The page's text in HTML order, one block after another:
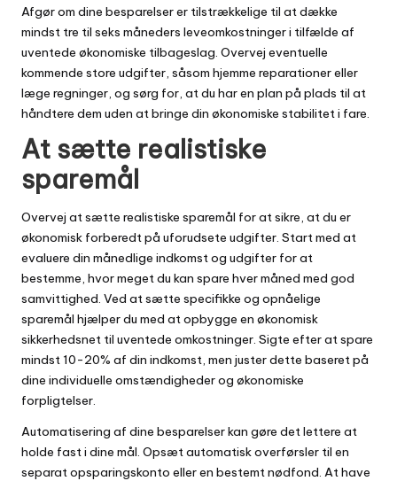
Afgør om dine besparelser er tilstrækkelige til at dække
mindst tre til seks måneders leveomkostninger i tilfælde af
uventede økonomiske tilbageslag. Overvej eventuelle
kommende store udgifter, såsom hjemme reparationer eller
læge regninger, og sørg for, at du har en plan på plads til at
håndtere dem uden at bringe din økonomiske stabilitet i fare.
At sætte realistiske
sparemål
Overvej at sætte realistiske sparemål for at sikre, at du er
økonomisk forberedt på uforudsete udgifter. Start med at
evaluere din månedlige indkomst og udgifter for at
bestemme, hvor meget du kan spare hver måned med god
samvittighed. Ved at sætte specifikke og opnåelige
sparemål hjælper du med at opbygge en økonomisk
sikkerhedsnet til uventede omkostninger. Sigte efter at spare
mindst 10-20% af din indkomst, men juster dette baseret på
dine individuelle omstændigheder og økonomiske
forpligtelser.
Automatisering af dine besparelser kan gøre det lettere at
holde fast i dine mål. Opsæt automatisk overførsler til en
separat opsparingskonto eller en bestemt nødfond. At have